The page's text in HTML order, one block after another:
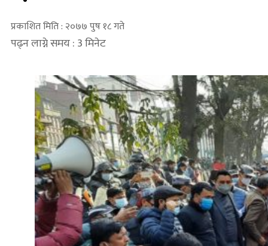
प्रकाशित मिति : २०७७ पुष १८ गते
पढ्न लाग्ने समय : 3 मिनेट